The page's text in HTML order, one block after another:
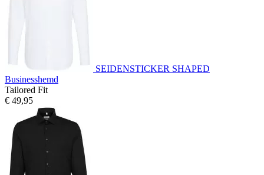
SEIDENSTICKER SHAPED
Businesshemd
Tailored Fit
€ 49,95